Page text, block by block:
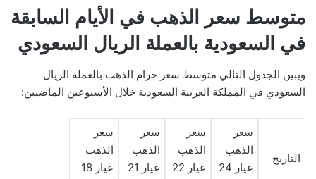
متوسط ​​سعر الذهب في الأيام السابقة
في السعودية بالعملة الريال السعودي
ويبين الجدول التالي متوسط ​​سعر جرام الذهب بالعملة الريال
السعودي في المملكة العربية السعودية خلال الأسبوعين الماضيين:
التاريخ
سعر
الذهب
عيار 24
سعر
الذهب
عيار 22
سعر
الذهب
عيار 21
سعر
الذهب
عيار 18